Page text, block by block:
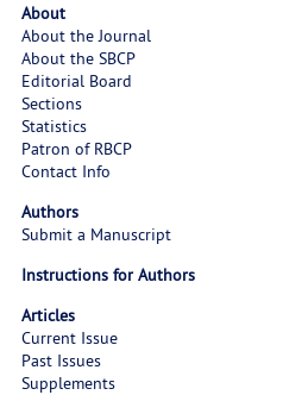
About
About the Journal
About the SBCP
Editorial Board
Sections
Statistics
Patron of RBCP
Contact Info
Authors
Submit a Manuscript
Instructions for Authors
Articles
Current Issue
Past Issues
Supplements